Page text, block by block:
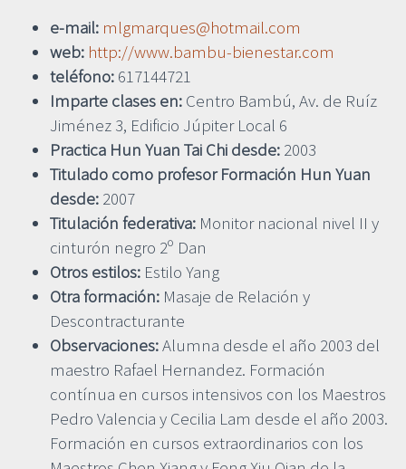
e-mail: mlgmarques@hotmail.com
web: http://www.bambu-bienestar.com
teléfono: 617144721
Imparte clases en: Centro Bambú, Av. de Ruíz
Jiménez 3, Edificio Júpiter Local 6
Practica Hun Yuan Tai Chi desde: 2003
Titulado como profesor Formación Hun Yuan
desde: 2007
Titulación federativa: Monitor nacional nivel II y
cinturón negro 2º Dan
Otros estilos: Estilo Yang
Otra formación: Masaje de Relación y
Descontracturante
Observaciones:Alumna desde el año 2003 del
maestro Rafael Hernandez. Formación
contínua en cursos intensivos con los Maestros
Pedro Valencia y Cecilia Lam desde el año 2003.
Formación en cursos extraordinarios con los